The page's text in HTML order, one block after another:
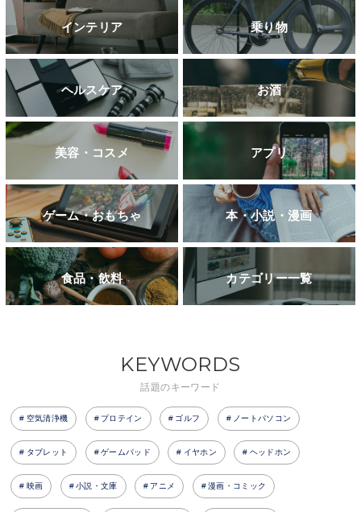
インテリア 乗り物
ヘルスケア お酒
美容・コスメ アプリ
ゲーム・おもちゃ 本・小説・漫画
食品・飲料 カテゴリー一覧
KEYWORDS
話題のキーワード
空気清浄機 プロテイン ゴルフ ノートパソコン
タブレット ゲームパッド イヤホン ヘッドホン
映画 小説・文庫 アニメ 漫画・コミック